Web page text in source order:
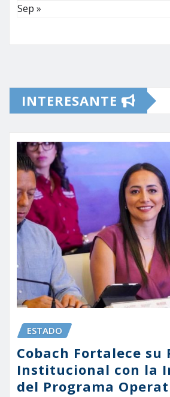
Sep »
INTERESANTE
ESTADO
Cobach Fortalece su
Institucional con la
del Programa